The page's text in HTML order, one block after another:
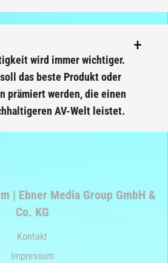
wird immer wichtiger.
das beste Produkt oder
prämiert werden, die einen
AV-Welt leistet.
| Ebner Media Group GmbH &
Co. KG
Kontakt
Impressum